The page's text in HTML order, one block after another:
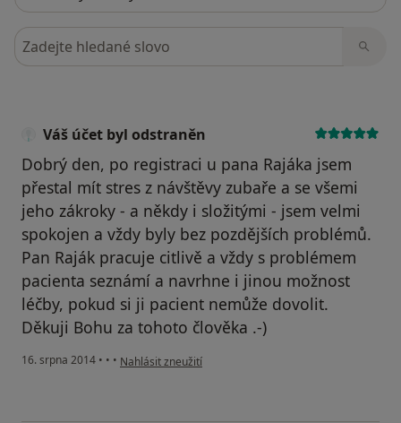
Hledejte v názorech
Váš účet byl odstraněn
Dobrý den, po registraci u pana Rajáka jsem
přestal mít stres z návštěvy zubaře a se všemi
jeho zákroky - a někdy i složitými - jsem velmi
spokojen a vždy byly bez pozdějších problémů.
Pan Raják pracuje citlivě a vždy s problémem
pacienta seznámí a navrhne i jinou možnost
léčby, pokud si ji pacient nemůže dovolit.
Děkuji Bohu za tohoto člověka .-)
16. srpna 2014 • • • podle názoru uživatele Váš účet byl odstraněn
Nahlásit zneužití